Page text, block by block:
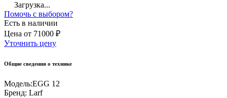
Загрузка...
Помочь с выбором?
Есть в наличии
Цена от 71000 ₽
Уточнить цену
Общие сведения о технике
Модель:EGG 12
Бренд: Larf